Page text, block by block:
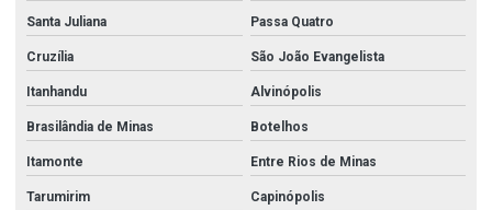
Santa Juliana Passa Quatro
Cruzília São João Evangelista
Itanhandu Alvinópolis
Brasilândia de Minas Botelhos
Itamonte Entre Rios de Minas
Tarumirim Capinópolis